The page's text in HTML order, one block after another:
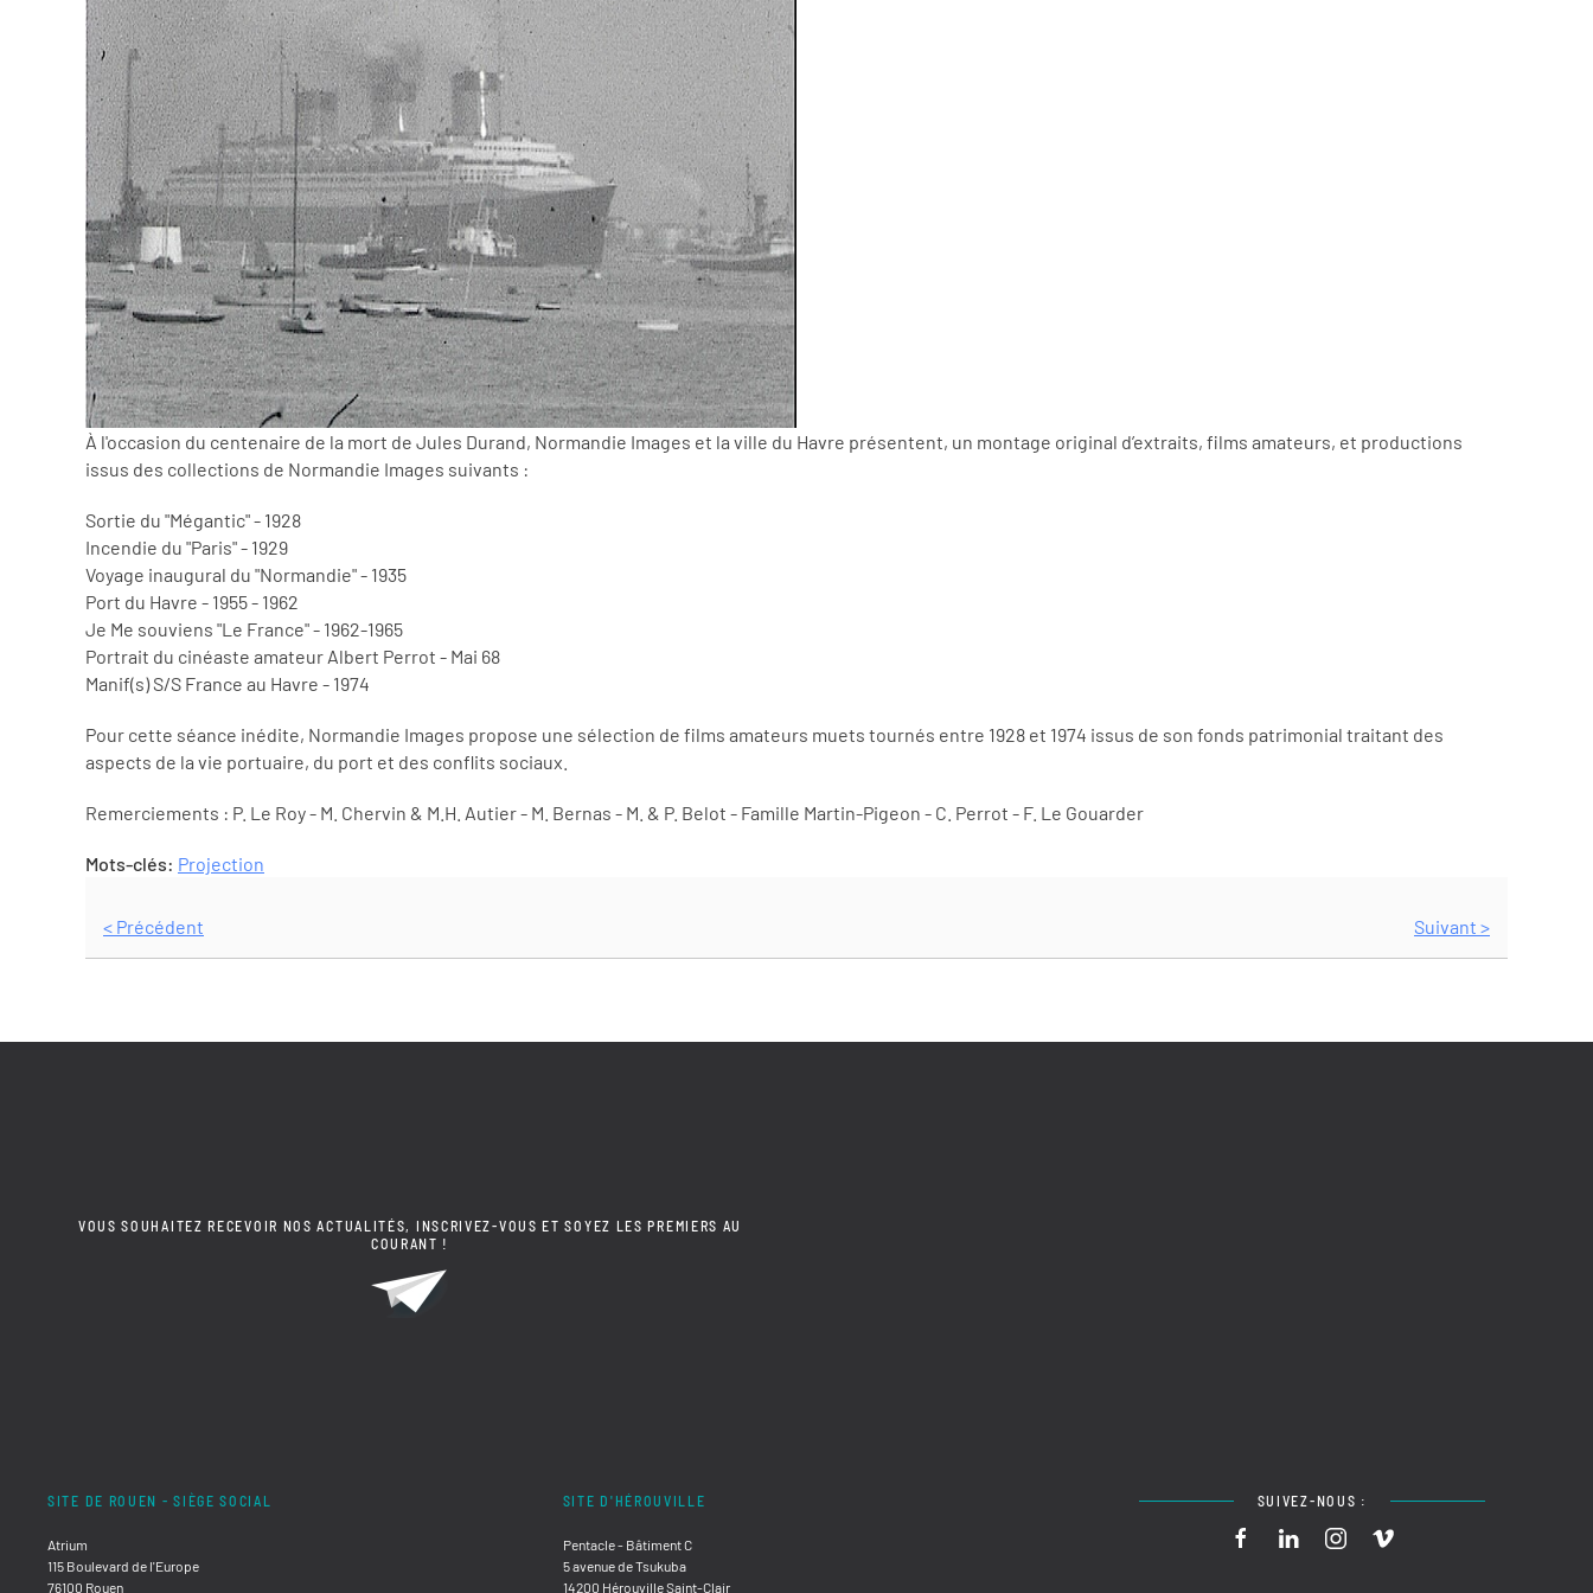
À l'occasion du centenaire de la mort de Jules Durand, Normandie Images et la ville du Havre présentent, un montage original d’extraits, films amateurs, et productions
issus des collections de Normandie Images suivants :
Sortie du "Mégantic" - 1928
Incendie du "Paris" - 1929
Voyage inaugural du "Normandie" - 1935
Port du Havre - 1955 - 1962
Je Me souviens "Le France" - 1962-1965
Portrait du cinéaste amateur Albert Perrot - Mai 68
Manif(s) S/S France au Havre - 1974
Pour cette séance inédite, Normandie Images propose une sélection de films amateurs muets tournés entre 1928 et 1974 issus de son fonds patrimonial traitant des
aspects de la vie portuaire, du port et des conflits sociaux.
Remerciements : P. Le Roy - M. Chervin & M.H. Autier - M. Bernas - M. & P. Belot - Famille Martin-Pigeon - C. Perrot - F. Le Gouarder
Mots-clés: Projection
< Précédent Suivant >
VOUS SOUHAITEZ RECEVOIR NOS ACTUALITÉS, INSCRIVEZ-VOUS ET SOYEZ LES PREMIERS AU
COURANT !
SITE DE ROUEN - SIÈGE SOCIAL
Atrium
115 Boulevard de l'Europe
76100 Rouen
SITE D'HÉROUVILLE
Pentacle - Bâtiment C
5 avenue de Tsukuba
14200 Hérouville Saint-Clair
SUIVEZ-NOUS :